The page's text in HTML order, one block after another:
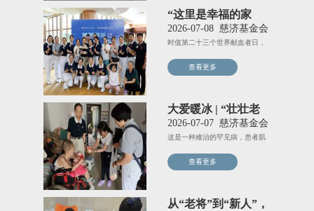
“这里是幸福的家
园！”
2026-07-08 慈济基金会
时值第二十三个世界献血者日，
查看更多
大爱暖冰 | “壮壮老
师”给我们上的一堂
课
2026-07-07 慈济基金会
这是一种难治的罕见病，患者肌
查看更多
从“老将”到“新人”，